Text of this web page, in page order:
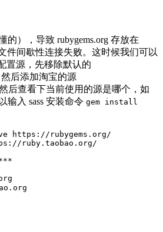
的），导致 rubygems.org 存放在
件间歇性连接失败。这时候我们可以
置源，先移除默认的
然后添加淘宝的源
然后查看下当前使用的源是哪个，如
输入 sass 安装命令 gem install
https://rubygems.org/
ruby.taobao.org/
***